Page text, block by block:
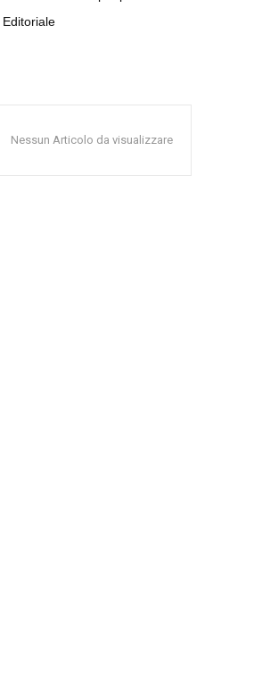
Editoriale
Nessun Articolo da visualizzare